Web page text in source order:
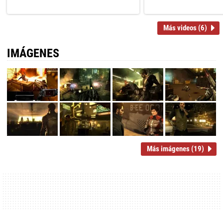
Más videos (6)
IMÁGENES
Más imágenes (19)